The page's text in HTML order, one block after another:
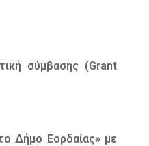
σύμβασης (Grant
Δήμο Εορδαίας» με